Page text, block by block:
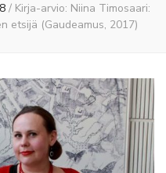
/ Kirja-arvio: Niina Timosaari:
etsijä (Gaudeamus, 2017)